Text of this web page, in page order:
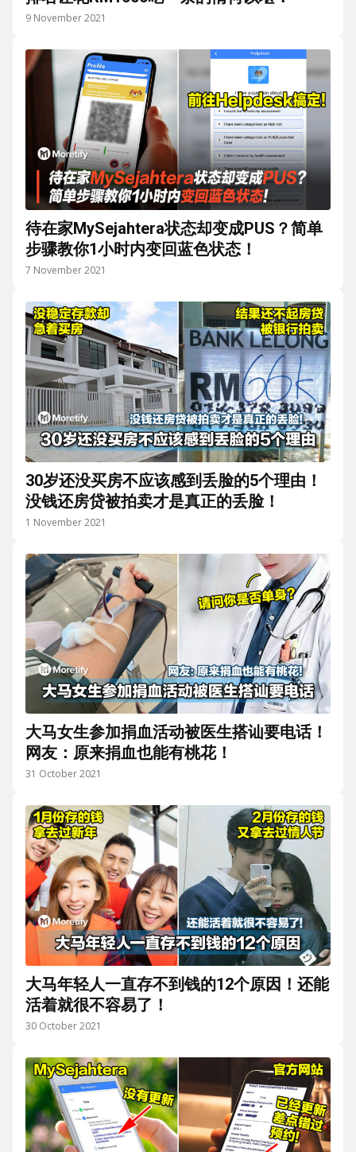
9 November 2021
待在家MySejahtera状态却变成PUS？简单
步骤教你1小时内变回蓝色状态！
7 November 2021
30岁还没买房不应该感到丢脸的5个理由！
没钱还房贷被拍卖才是真正的丢脸！
1 November 2021
大马女生参加捐血活动被医生搭讪要电话！
网友：原来捐血也能有桃花！
31 October 2021
大马年轻人一直存不到钱的12个原因！还能
活着就很不容易了！
30 October 2021